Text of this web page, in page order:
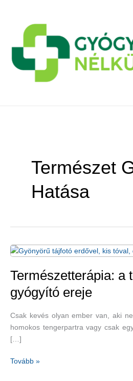
Természet
Hatása
Természetterápia: a
gyógyító ereje
Csak kevés olyan ember van, aki
homokos tengerpartra vagy csak
[…]
Természetterápia:
Tovább »